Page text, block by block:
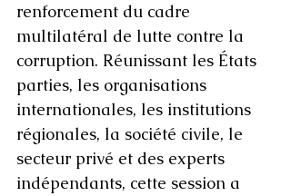
renforcement du cadre
multilatéral de lutte contre la
corruption. Réunissant les États
parties, les organisations
internationales, les institutions
régionales, la société civile, le
secteur privé et des experts
indépendants, cette session a